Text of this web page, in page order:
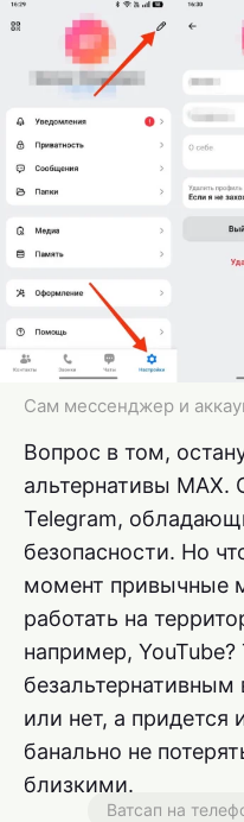
Сам мессенджер и
Вопрос в том,
альтернативы MAX.
Telegram,
безопасности. Но
момент привычные
работать на
например, YouTube?
безальтернативным
или нет, а придется
банально не
близкими.
Ватсап на